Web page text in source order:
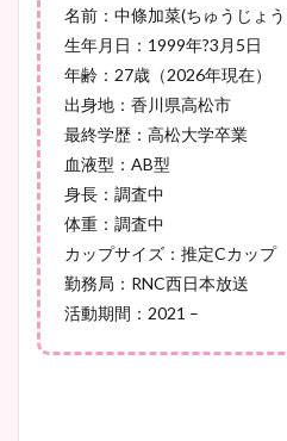
名前：中條加菜(ちゅうじょう
生年月日： 1999年?3 月 5日
年齢： 27歳（2026年現在）
出身地：香川県高松市
最終学歴：高松大学卒業
血液型： AB型
身長：調査中
体重：調査中
カップサイズ：推定Cカップ
勤務局： RNC西日本放送
活動期間： 2021 –